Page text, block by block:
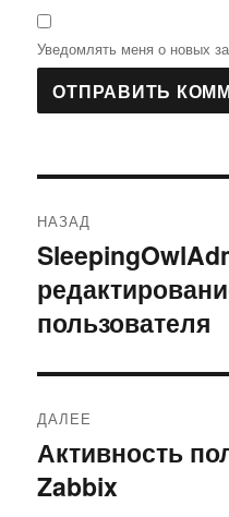
Уведомлять меня о новых
по
записям
НАЗАД
Предыдущая
запись:
пользователя
ДАЛЕЕ
Следующая
запись:
Активность
Zabbix